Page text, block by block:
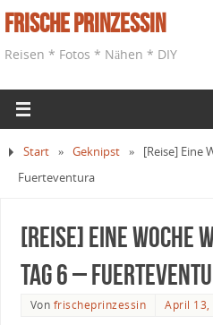
Frische Prinzessin
Reisen * Fotos * Nähen * DIY
Start » Geknipst »
[Reise] Eine
Fuerteventura
[Reise] Eine
Tag 6 –
Von frischeprinzessin April 13,